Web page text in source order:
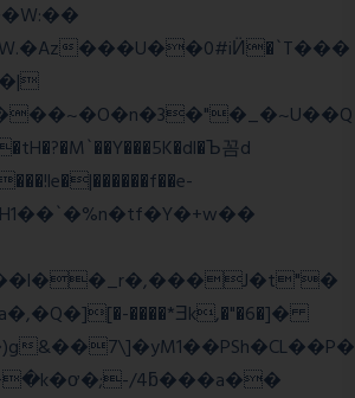
���U��0#iӤ�`T���
꼼d
����*Ǝk,�"�6�]�
&��7\]�yM1��PSh�CL��P�
4ƃ���a��